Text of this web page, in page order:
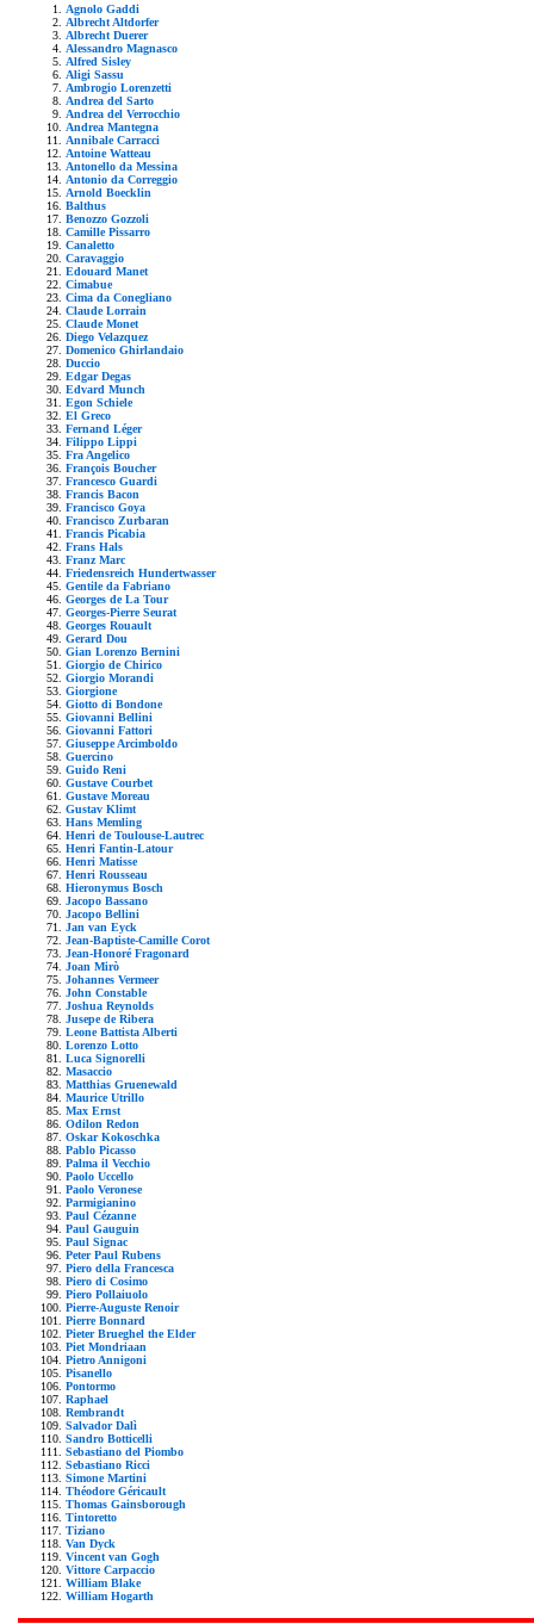
Agnolo Gaddi
Albrecht Altdorfer
Albrecht Duerer
Alessandro Magnasco
Alfred Sisley
Aligi Sassu
Ambrogio Lorenzetti
Andrea del Sarto
Andrea del Verrocchio
Andrea Mantegna
Annibale Carracci
Antoine Watteau
Antonello da Messina
Antonio da Correggio
Arnold Boecklin
Balthus
Benozzo Gozzoli
Camille Pissarro
Canaletto
Caravaggio
Edouard Manet
Cimabue
Cima da Conegliano
Claude Lorrain
Claude Monet
Diego Velazquez
Domenico Ghirlandaio
Duccio
Edgar Degas
Edvard Munch
Egon Schiele
El Greco
Fernand Léger
Filippo Lippi
Fra Angelico
François Boucher
Francesco Guardi
Francis Bacon
Francisco Goya
Francisco Zurbaran
Francis Picabia
Frans Hals
Franz Marc
Friedensreich Hundertwasser
Gentile da Fabriano
Georges de La Tour
Georges-Pierre Seurat
Georges Rouault
Gerard Dou
Gian Lorenzo Bernini
Giorgio de Chirico
Giorgio Morandi
Giorgione
Giotto di Bondone
Giovanni Bellini
Giovanni Fattori
Giuseppe Arcimboldo
Guercino
Guido Reni
Gustave Courbet
Gustave Moreau
Gustav Klimt
Hans Memling
Henri de Toulouse-Lautrec
Henri Fantin-Latour
Henri Matisse
Henri Rousseau
Hieronymus Bosch
Jacopo Bassano
Jacopo Bellini
Jan van Eyck
Jean-Baptiste-Camille Corot
Jean-Honoré Fragonard
Joan Mirò
Johannes Vermeer
John Constable
Joshua Reynolds
Jusepe de Ribera
Leone Battista Alberti
Lorenzo Lotto
Luca Signorelli
Masaccio
Matthias Gruenewald
Maurice Utrillo
Max Ernst
Odilon Redon
Oskar Kokoschka
Pablo Picasso
Palma il Vecchio
Paolo Uccello
Paolo Veronese
Parmigianino
Paul Cézanne
Paul Gauguin
Paul Signac
Peter Paul Rubens
Piero della Francesca
Piero di Cosimo
Piero Pollaiuolo
Pierre-Auguste Renoir
Pierre Bonnard
Pieter Brueghel the Elder
Piet Mondriaan
Pietro Annigoni
Pisanello
Pontormo
Raphael
Rembrandt
Salvador Dalì
Sandro Botticelli
Sebastiano del Piombo
Sebastiano Ricci
Simone Martini
Théodore Géricault
Thomas Gainsborough
Tintoretto
Tiziano
Van Dyck
Vincent van Gogh
Vittore Carpaccio
William Blake
William Hogarth